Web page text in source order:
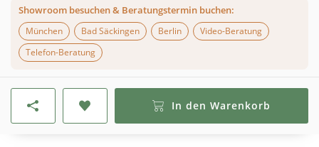
Showroom besuchen & Beratungstermin buchen:
München
Bad Säckingen Berlin
Video-Beratung
Telefon-Beratung
In den Warenkorb